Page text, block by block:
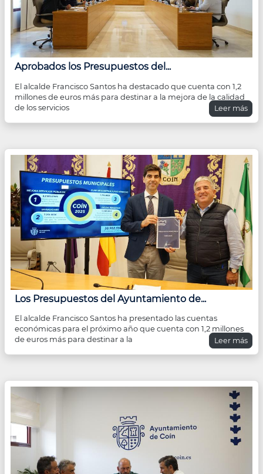
Aprobados los Presupuestos del...
El alcalde Francisco Santos ha destacado que cuenta con 1,2
millones de euros más para destinar a la mejora de la calidad
de los servicios
Leer más
Los Presupuestos del Ayuntamiento de...
El alcalde Francisco Santos ha presentado las cuentas
económicas para el próximo año que cuenta con 1,2 millones
de euros más para destinar a la
Leer más